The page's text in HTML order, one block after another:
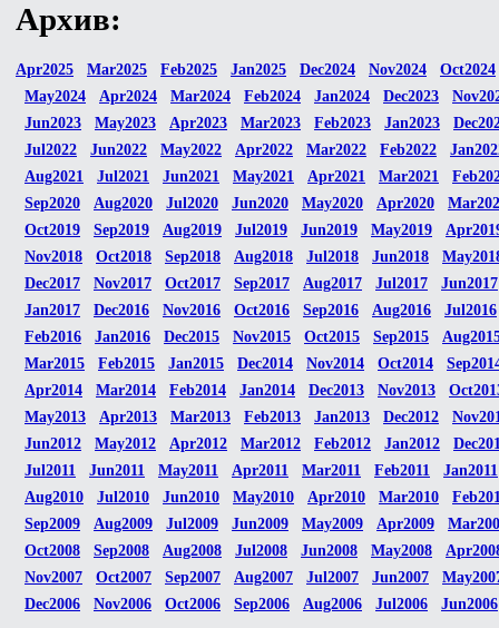
Архив:
Apr2025 Mar2025 Feb2025 Jan2025 Dec2024 Nov2024
Oct2024
May2024
Apr2024 Mar2024 Feb2024 Jan2024 Dec2023
Jun2023
May2023 Apr2023 Mar2023 Feb2023 Jan2023
Jul2022
Jun2022 May2022 Apr2022 Mar2022 Feb2022
Aug2021
Jul2021 Jun2021 May2021 Apr2021 Mar2021
Sep2020
Aug2020 Jul2020 Jun2020 May2020 Apr2020
Oct2019
Sep2019 Aug2019 Jul2019 Jun2019 May2019
Nov2018
Oct2018 Sep2018 Aug2018 Jul2018 Jun2018
Dec2017
Nov2017 Oct2017 Sep2017 Aug2017 Jul2017
Jun2017
Jan2017
Dec2016 Nov2016 Oct2016 Sep2016 Aug2016
Jul2016
Feb2016
Jan2016 Dec2015 Nov2015 Oct2015 Sep2015
Mar2015
Feb2015 Jan2015 Dec2014 Nov2014 Oct2014
Apr2014
Mar2014 Feb2014 Jan2014 Dec2013 Nov2013
May2013
Apr2013 Mar2013 Feb2013 Jan2013 Dec2012
Jun2012
May2012 Apr2012 Mar2012 Feb2012 Jan2012
Jul2011
Jun2011 May2011 Apr2011 Mar2011 Feb2011
Jan2011
Aug2010
Jul2010 Jun2010 May2010 Apr2010 Mar2010
Sep2009
Aug2009 Jul2009 Jun2009 May2009 Apr2009
Oct2008
Sep2008 Aug2008 Jul2008 Jun2008 May2008
Nov2007
Oct2007 Sep2007 Aug2007 Jul2007 Jun2007
Dec2006
Nov2006 Oct2006 Sep2006 Aug2006 Jul2006 Jun2006